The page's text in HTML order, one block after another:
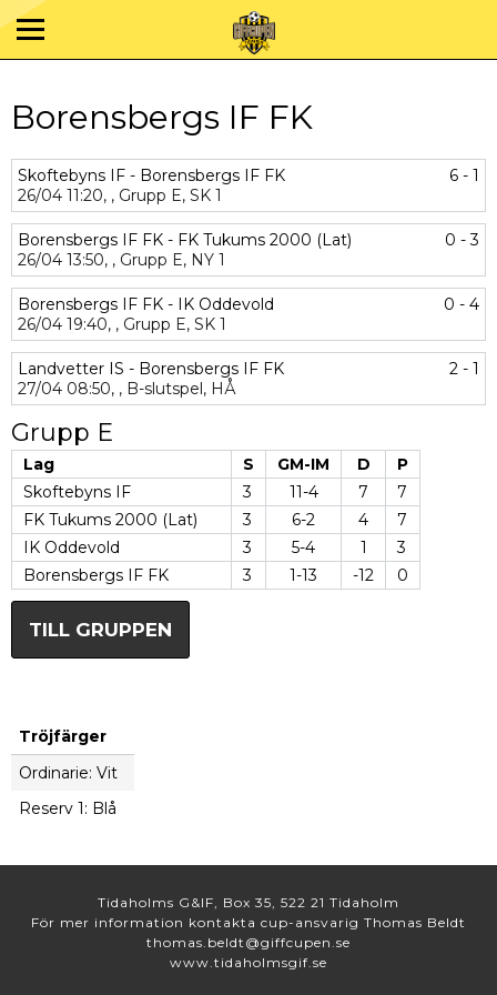
Borensbergs IF FK
Skoftebyns IF - Borensbergs IF FK
6 - 1
26/04 11:20, , Grupp E, SK 1
Borensbergs IF FK - FK Tukums 2000 (Lat)
0 - 3
26/04 13:50, , Grupp E, NY 1
Borensbergs IF FK - IK Oddevold
0 - 4
26/04 19:40, , Grupp E, SK 1
Landvetter IS - Borensbergs IF FK
2 - 1
27/04 08:50, , B-slutspel, HÅ
Grupp E
Lag S GM-IM D
P
Skoftebyns IF
3 11-4 7
7
FK Tukums 2000 (Lat)
3 6-2 4
7
IK Oddevold
3 5-4 1
3
Borensbergs IF FK
3 1-13 -12 0
TILL GRUPPEN
Tröjfärger
Ordinarie: Vit
Reserv 1: Blå
Tidaholms G&IF, Box 35, 522 21 Tidaholm
För mer information kontakta cup-ansvarig Thomas Beldt
thomas.beldt@giffcupen.se
www.tidaholmsgif.se